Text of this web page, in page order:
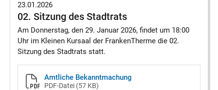
23.01.2026
02. Sitzung des Stadtrats
Am Donnerstag, den 29. Januar 2026, findet um 18:00
Uhr im Kleinen Kursaal der FrankenTherme die 02.
Sitzung des Stadtrats statt.
Amtliche Bekanntmachung
PDF-Datei (57 KB)